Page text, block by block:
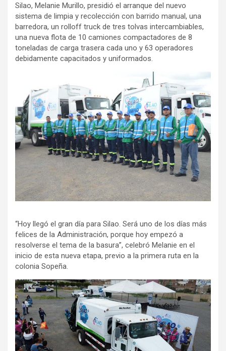
Silao, Melanie Murillo, presidió el arranque del nuevo
sistema de limpia y recolección con barrido manual, una
barredora, un rolloff truck de tres tolvas intercambiables,
una nueva flota de 10 camiones compactadores de 8
toneladas de carga trasera cada uno y 63 operadores
debidamente capacitados y uniformados.
“Hoy llegó el gran día para Silao. Será uno de los días más
felices de la Administración, porque hoy empezó a
resolverse el tema de la basura”, celebró Melanie en el
inicio de esta nueva etapa, previo a la primera ruta en la
colonia Sopeña.